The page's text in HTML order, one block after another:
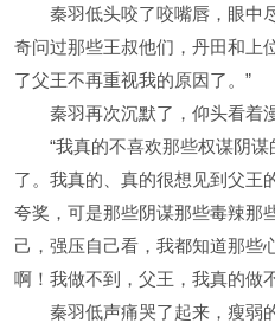
秦羽低头咬了咬嘴唇，眼中
奇问过那些王叔他们，丹田和上
了父王不再重视我的原因了。”
秦羽再次沉默了，仰头看着漫
“我真的不喜欢那些权谋阴谋
了。我真的、真的很想见到父王
夸奖，可是那些阴谋那些毒辣
己，强压自己看，我都知道那些
啊！我做不到，父王，我真的做
秦羽低声痛哭了起来，瘦弱